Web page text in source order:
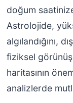
doğum
Astrolojide,
algılandığını,
fiziksel
haritasının
analizlerde